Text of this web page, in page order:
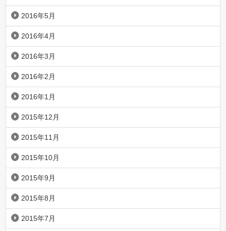
2016年5月
2016年4月
2016年3月
2016年2月
2016年1月
2015年12月
2015年11月
2015年10月
2015年9月
2015年8月
2015年7月